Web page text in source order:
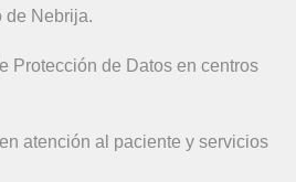
de Nebrija.
Protección de Datos en centros
atención al paciente y servicios